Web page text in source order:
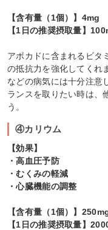
【含有量（1個）】4mg
【1日の推奨摂取量】
アボカドに含まれるビタ
の抵抗力を強化してくれ
などの病気には十分注意
ランスを取りたい時は、
う。
④カリウム
【効果】
・高血圧予防
・むくみの軽減
・心臓機能の調整
【含有量（1個）】
【1日の推奨摂取量】